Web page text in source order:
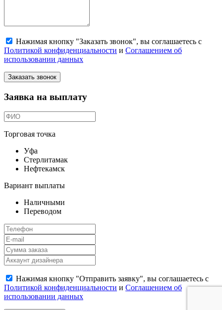
Нажимая кнопку "Заказать звонок", вы соглашаетесь с
Политикой конфиденциальности и Соглашением об
использовании данных
Заказать звонок
Заявка на выплату
Торговая точка
Уфа
Стерлитамак
Нефтекамск
Вариант выплаты
Наличными
Переводом
Нажимая кнопку "Отправить заявку", вы соглашаетесь с
Политикой конфиденциальности и Соглашением об
использовании данных